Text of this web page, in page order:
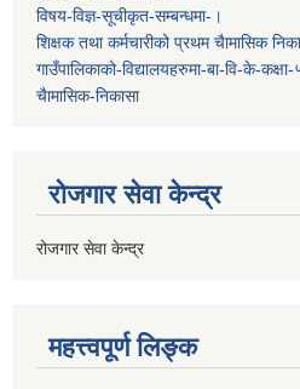
विषय-विज्ञ-सूचीकृत-सम्बन्धमा-।
शिक्षक तथा कर्मचारीको प्रथम च‌ैामासिक
गाउँपालिकाको-विद्यालयहरुमा-बा-वि-के-
चैामासिक-निकासा
रोजगार सेवा केन्द्र
रोजगार सेवा केन्द्र
महत्त्वपूर्ण लिङ्क